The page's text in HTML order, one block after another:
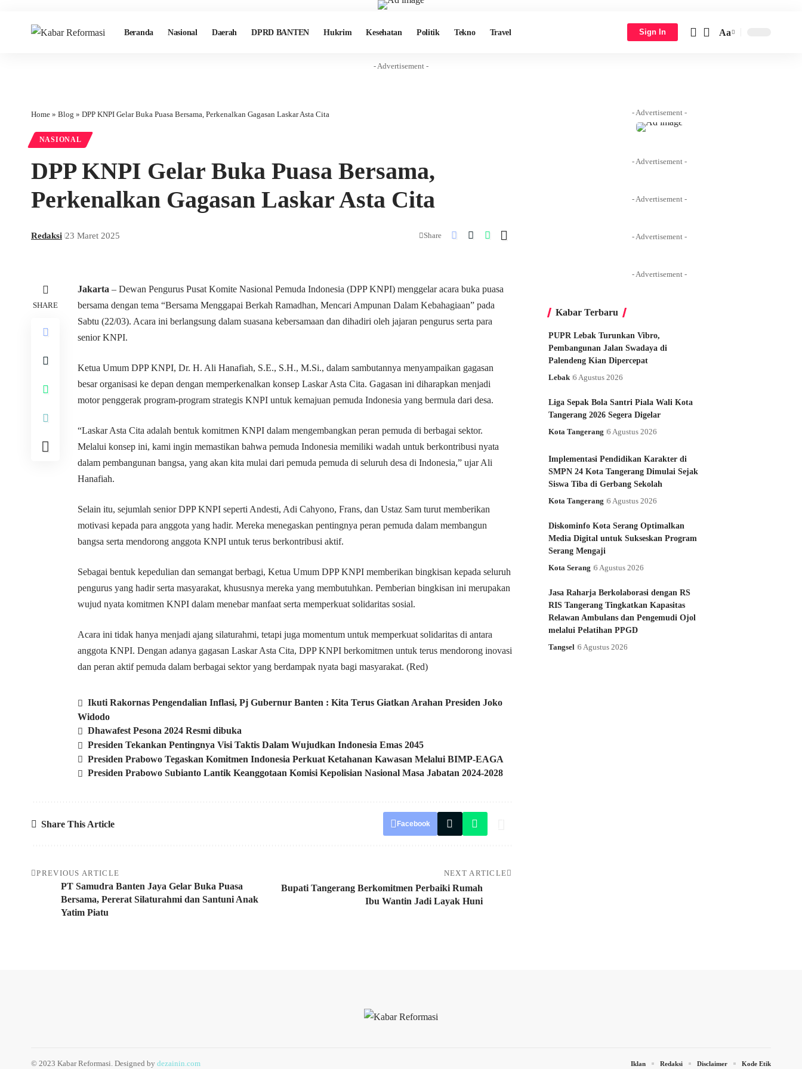
Beranda Nasional Daerah DPRD BANTEN Hukrim Kesehatan Politik Tekno Travel Sign In Aa
- Advertisement -
Home » Blog » DPP KNPI Gelar Buka Puasa Bersama, Perkenalkan Gagasan Laskar Asta Cita
NASIONAL
DPP KNPI Gelar Buka Puasa Bersama,
Perkenalkan Gagasan Laskar Asta Cita
Redaksi 23 Maret 2025 Share
SHARE
Jakarta – Dewan Pengurus Pusat Komite Nasional Pemuda Indonesia (DPP KNPI) menggelar acara buka puasa
bersama dengan tema “Bersama Menggapai Berkah Ramadhan, Mencari Ampunan Dalam Kebahagiaan” pada
Sabtu (22/03). Acara ini berlangsung dalam suasana kebersamaan dan dihadiri oleh jajaran pengurus serta para
senior KNPI.
Ketua Umum DPP KNPI, Dr. H. Ali Hanafiah, S.E., S.H., M.Si., dalam sambutannya menyampaikan gagasan
besar organisasi ke depan dengan memperkenalkan konsep Laskar Asta Cita. Gagasan ini diharapkan menjadi
motor penggerak program-program strategis KNPI untuk kemajuan pemuda Indonesia yang bermula dari desa.
“Laskar Asta Cita adalah bentuk komitmen KNPI dalam mengembangkan peran pemuda di berbagai sektor.
Melalui konsep ini, kami ingin memastikan bahwa pemuda Indonesia memiliki wadah untuk berkontribusi nyata
dalam pembangunan bangsa, yang akan kita mulai dari pemuda pemuda di seluruh desa di Indonesia,” ujar Ali
Hanafiah.
Selain itu, sejumlah senior DPP KNPI seperti Andesti, Adi Cahyono, Frans, dan Ustaz Sam turut memberikan
motivasi kepada para anggota yang hadir. Mereka menegaskan pentingnya peran pemuda dalam membangun
bangsa serta mendorong anggota KNPI untuk terus berkontribusi aktif.
Sebagai bentuk kepedulian dan semangat berbagi, Ketua Umum DPP KNPI memberikan bingkisan kepada seluruh
pengurus yang hadir serta masyarakat, khususnya mereka yang membutuhkan. Pemberian bingkisan ini merupakan
wujud nyata komitmen KNPI dalam menebar manfaat serta memperkuat solidaritas sosial.
Acara ini tidak hanya menjadi ajang silaturahmi, tetapi juga momentum untuk memperkuat solidaritas di antara
anggota KNPI. Dengan adanya gagasan Laskar Asta Cita, DPP KNPI berkomitmen untuk terus mendorong inovasi
dan peran aktif pemuda dalam berbagai sektor yang berdampak nyata bagi masyarakat. (Red)
Ikuti Rakornas Pengendalian Inflasi, Pj Gubernur Banten : Kita Terus Giatkan Arahan Presiden Joko
Widodo
Dhawafest Pesona 2024 Resmi dibuka
Presiden Tekankan Pentingnya Visi Taktis Dalam Wujudkan Indonesia Emas 2045
Presiden Prabowo Tegaskan Komitmen Indonesia Perkuat Ketahanan Kawasan Melalui BIMP-EAGA
Presiden Prabowo Subianto Lantik Keanggotaan Komisi Kepolisian Nasional Masa Jabatan 2024-2028
Share This Article Facebook
PREVIOUS ARTICLE
PT Samudra Banten Jaya Gelar Buka Puasa
Bersama, Pererat Silaturahmi dan Santuni Anak
Yatim Piatu
NEXT ARTICLE
Bupati Tangerang Berkomitmen Perbaiki Rumah
Ibu Wantin Jadi Layak Huni
- Advertisement -
- Advertisement -
- Advertisement -
- Advertisement -
- Advertisement -
Kabar Terbaru
PUPR Lebak Turunkan Vibro,
Pembangunan Jalan Swadaya di
Palendeng Kian Dipercepat
Lebak 6 Agustus 2026
Liga Sepak Bola Santri Piala Wali Kota
Tangerang 2026 Segera Digelar
Kota Tangerang 6 Agustus 2026
Implementasi Pendidikan Karakter di
SMPN 24 Kota Tangerang Dimulai Sejak
Siswa Tiba di Gerbang Sekolah
Kota Tangerang 6 Agustus 2026
Diskominfo Kota Serang Optimalkan
Media Digital untuk Sukseskan Program
Serang Mengaji
Kota Serang 6 Agustus 2026
Jasa Raharja Berkolaborasi dengan RS
RIS Tangerang Tingkatkan Kapasitas
Relawan Ambulans dan Pengemudi Ojol
melalui Pelatihan PPGD
Tangsel 6 Agustus 2026
© 2023 Kabar Reformasi. Designed by dezainin.com Iklan Redaksi Disclaimer Kode Etik